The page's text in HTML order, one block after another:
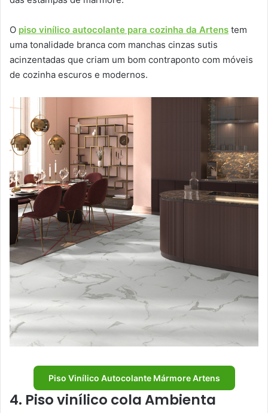
O piso vinílico autocolante para cozinha da Artens tem
uma tonalidade branca com manchas cinzas sutis
acinzentadas que criam um bom contraponto com móveis
de cozinha escuros e modernos.
Piso Vinílico Autocolante Mármore Artens
4. Piso vinílico cola Ambienta